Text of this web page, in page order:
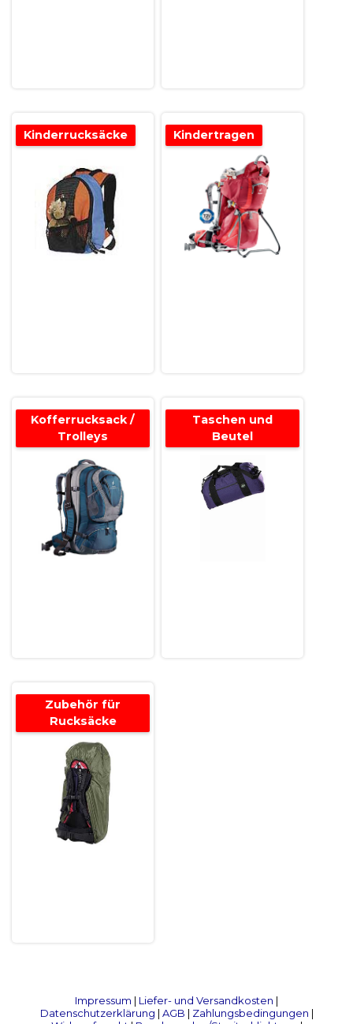
Kinderrucksäcke Kindertragen
Kofferrucksack /
Trolleys
Taschen und
Beutel
Zubehör für
Rucksäcke
Impressum | Liefer- und Versandkosten |
Datenschutzerklärung | AGB | Zahlungsbedingungen |